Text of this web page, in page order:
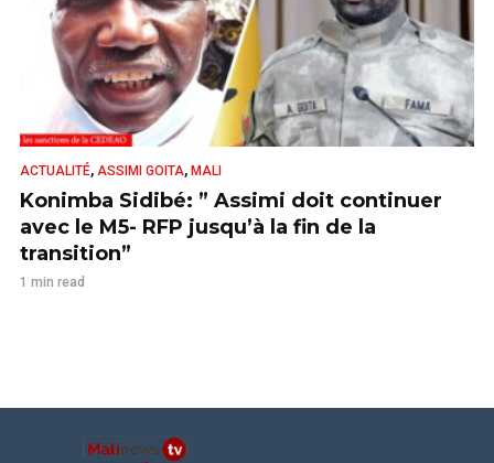
ACTUALITÉ, ASSIMI GOITA, MALI
Konimba Sidibé: ” Assimi doit continuer
avec le M5- RFP jusqu’à la fin de la
transition”
1 min read